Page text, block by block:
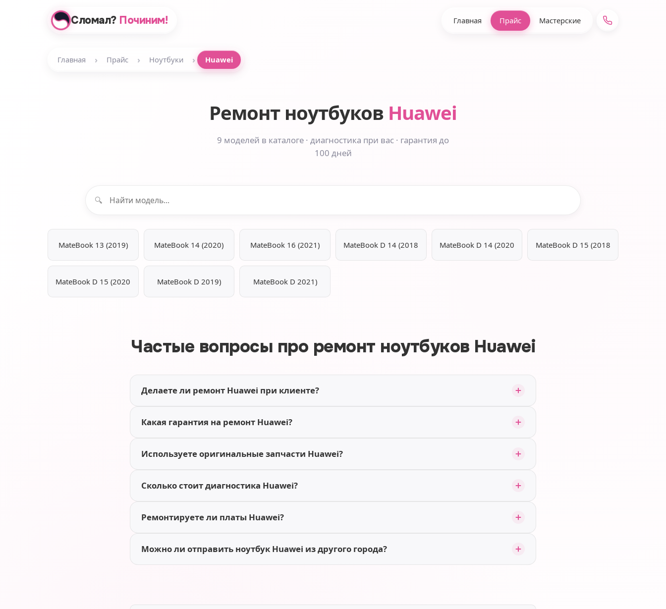
Сломал? Починим! Главная Прайс Мастерские
Главная › Прайс › Ноутбуки › Huawei
Ремонт ноутбуков Huawei
9 моделей в каталоге · диагностика при вас · гарантия до
100 дней
🔍
MateBook 13 (2019) MateBook 14 (2020) MateBook 16 (2021) MateBook D 14 (2018 MateBook D 14 (2020 MateBook D 15 (2018
MateBook D 15 (2020 MateBook D 2019) MateBook D 2021)
Частые вопросы про ремонт ноутбуков Huawei
Делаете ли ремонт Huawei при клиенте?
Какая гарантия на ремонт Huawei?
Используете оригинальные запчасти Huawei?
Сколько стоит диагностика Huawei?
Ремонтируете ли платы Huawei?
Можно ли отправить ноутбук Huawei из другого города?